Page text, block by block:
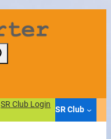
SR Club Login
SR Club